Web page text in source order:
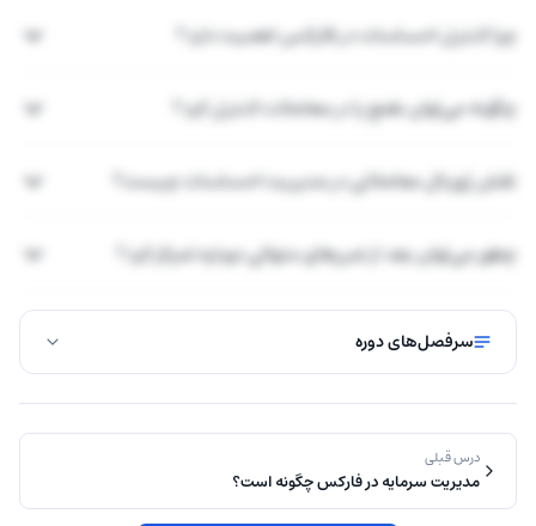
چرا کنترل احساسات در فارکس اهمیت دارد؟
چگونه می‌توان طمع را در معاملات کنترل کرد؟
نقش ژورنال معاملاتی در مدیریت احساسات چیست؟
چطور می‌توان بعد از ضررهای متوالی دوباره تمرکز کرد؟
سرفصل‌های دوره
درس قبلی
مدیریت سرمایه در فارکس چگونه است؟